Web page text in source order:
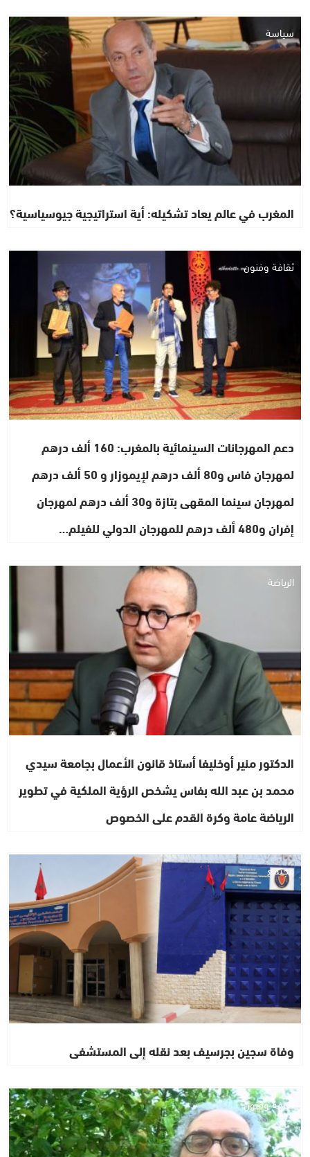
سياسة
المغرب في عالم يعاد تشكيله: أية استراتيجية جيوسياسية؟
ثقافة وفنون
دعم المهرجانات السينمائية بالمغرب: 160 ألف درهم
لمهرجان فاس و80 ألف درهم لإيموزار و 50 ألف درهم
لمهرجان سينما المقهى بتازة و30 ألف درهم لمهرجان
إفران و480 ألف درهم للمهرجان الدولي للفيلم…
الرياضة
الدكتور منير أوخليفا أستاذ قانون الأعمال بجامعة سيدي
محمد بن عبد الله بفاس يشخص الرؤية الملكية في تطوير
الرياضة عامة وكرة القدم على الخصوص
مجتمع
وفاة سجين بجرسيف بعد نقله إلى المستشفى
ثقافة وفنون